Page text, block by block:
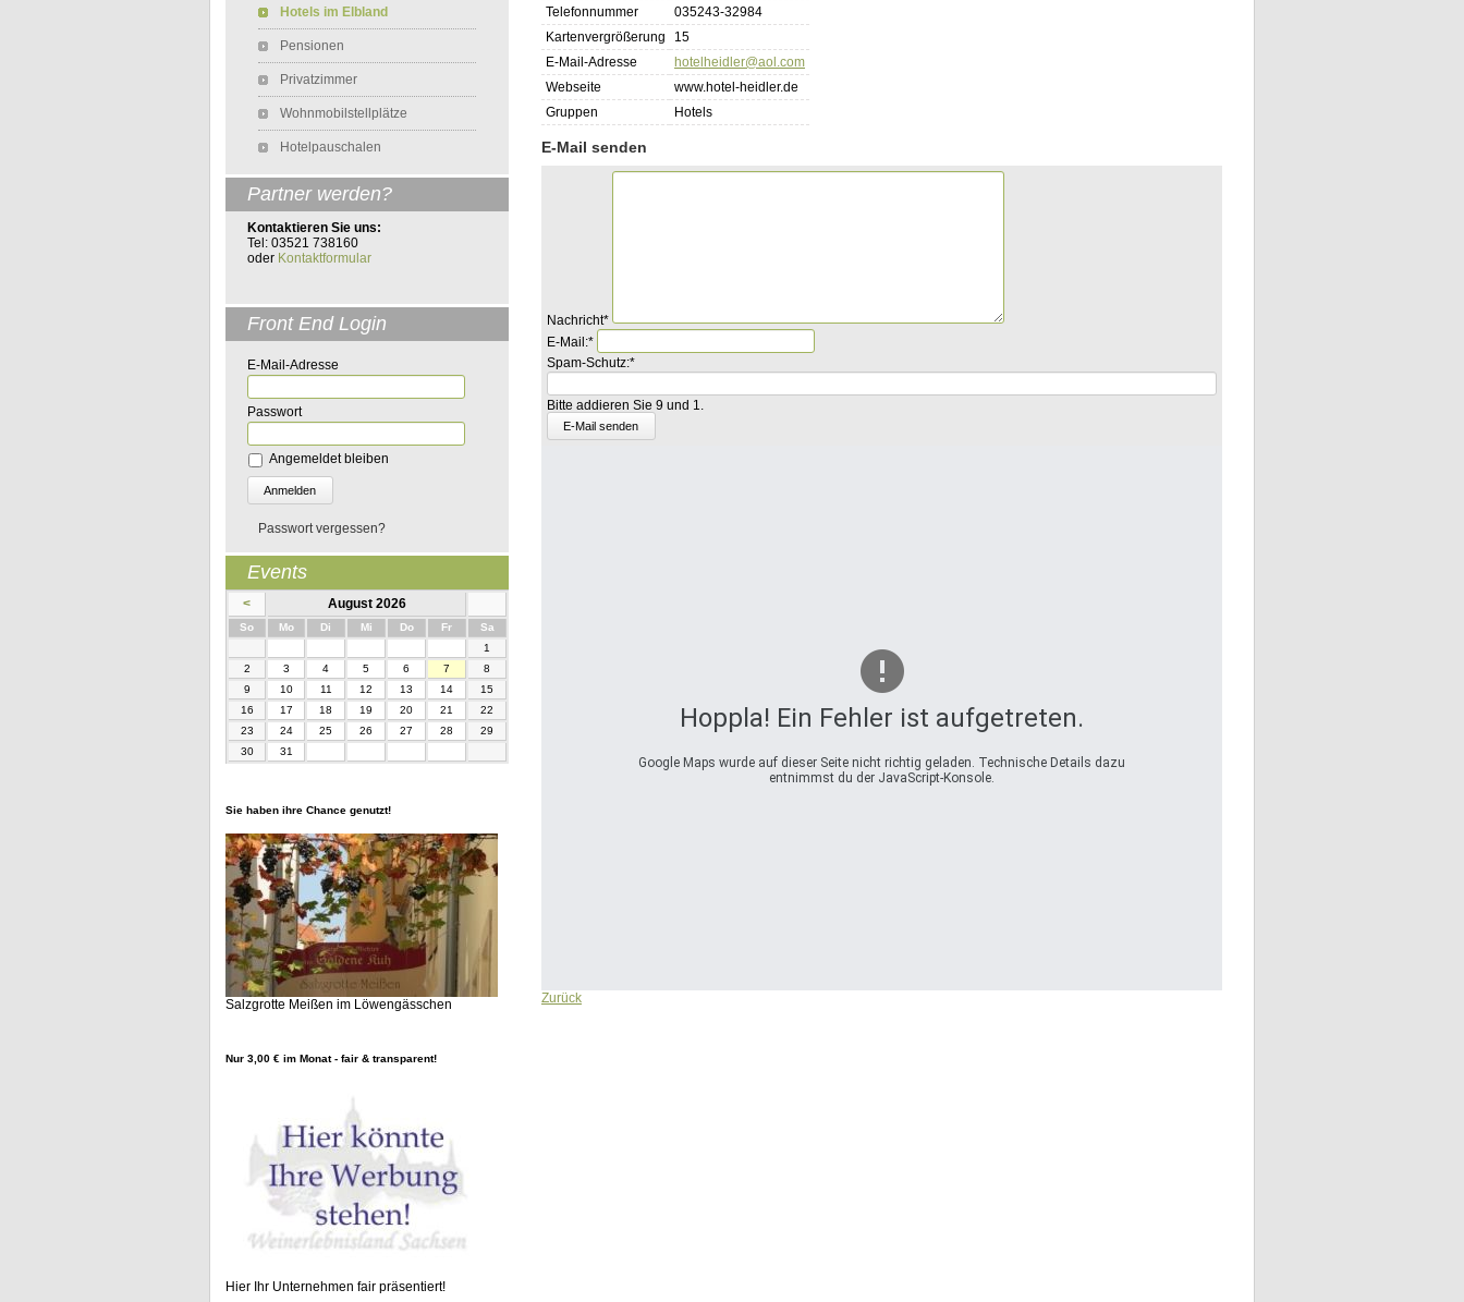
Telefonnummer
035243-32984
Kartenvergrößerung
15
E-Mail-Adresse
hotelheidler@aol.com
Webseite
www.hotel-heidler.de
Gruppen
Hotels
E-Mail senden
Nachricht*
Pflichtfeld
E-Mail:*
Pflichtfeld
Spam-Schutz:*Bitte
addieren
Sie
5
und
4.
Bitte addieren Sie 9 und 1.
Hoppla! Ein Fehler ist aufgetreten.
Google Maps wurde auf dieser Seite nicht richtig geladen. Technische Details dazu
entnimmst du der JavaScript-Konsole.
Zurück
Hotels im Elbland
Pensionen
Privatzimmer
Wohnmobilstellplätze
Hotelpauschalen
Partner werden?
Kontaktieren Sie uns:
Tel: 03521 738160
oder Kontaktformular
Front End Login
E-Mail-Adresse
Passwort
Angemeldet bleiben
Passwort vergessen?
Events
< August 2026
SonntagMontag Di enstagMittwochDonnerstag
Freitag Samstag
1
2
3 4 5 6 7
8
9
10 11 12 13 14
15
16
17 18 19 20 21
22
23
24 25 26 27 28
29
30
31
Sie haben ihre Chance genutzt!
Salzgrotte Meißen im Löwengässchen
Nur 3,00 € im Monat - fair & transparent!
Hier Ihr Unternehmen fair präsentiert!